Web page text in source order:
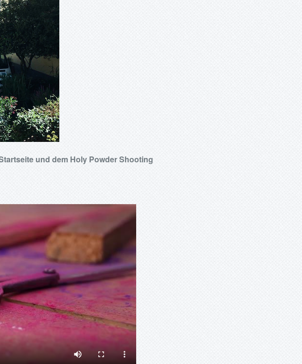
und dem Holy Powder Shooting